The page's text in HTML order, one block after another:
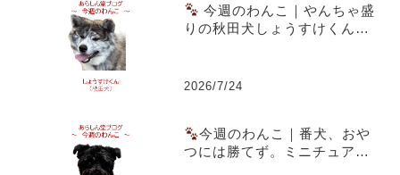
今週のわんこ｜やんちゃ盛
りの秋田犬しょうすけくん～
2026/7/24
今週のわんこ｜番犬、おや
つには勝てず。ミニチュア・